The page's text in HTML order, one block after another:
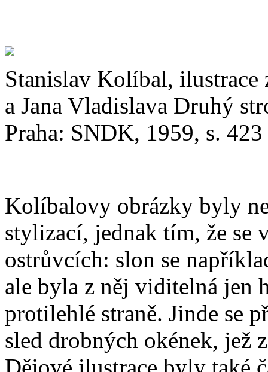
Stanislav Kolíbal,
a Jana Vladislava Druhý
Praha: SNDK, 1959, s. 423
Kolíbalovy obrázky byly
stylizací, jednak tím, že se
ostrůvcích: slon se
ale byla z něj viditelná jen
protilehlé straně. Jinde se
sled drobných okének, jež
Dějové ilustrace byly také